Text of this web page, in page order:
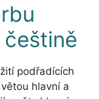
podřadících
hlavní a